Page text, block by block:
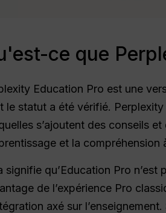
ce que
Education Pro est une
le statut a été vérifié.
s’ajoutent des conseils
et la compréhension
signifie qu’Education Pro
de l’expérience Pro
axé sur